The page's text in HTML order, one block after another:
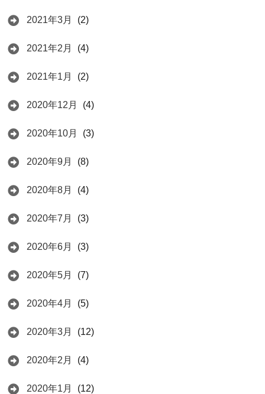
2021年3月 (2)
2021年2月 (4)
2021年1月 (2)
2020年12月 (4)
2020年10月 (3)
2020年9月 (8)
2020年8月 (4)
2020年7月 (3)
2020年6月 (3)
2020年5月 (7)
2020年4月 (5)
2020年3月 (12)
2020年2月 (4)
2020年1月 (12)